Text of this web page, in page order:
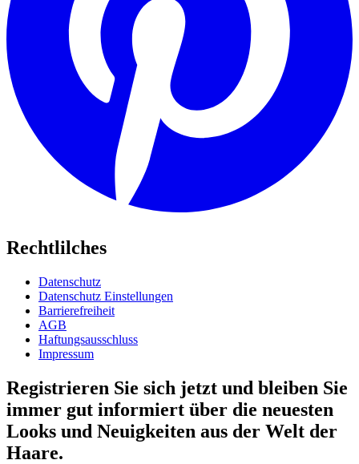
Rechtlilches
Datenschutz
Datenschutz Einstellungen
Barrierefreiheit
AGB
Haftungsausschluss
Impressum
Registrieren Sie sich jetzt und bleiben Sie
immer gut informiert über die neuesten
Looks und Neuigkeiten aus der Welt der
Haare.